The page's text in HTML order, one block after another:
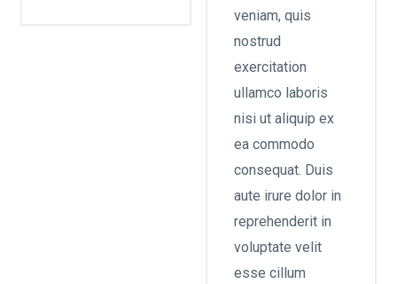
veniam, quis
nostrud
exercitation
ullamco laboris
nisi ut aliquip ex
ea commodo
consequat. Duis
aute irure dolor in
reprehenderit in
voluptate velit
esse cillum